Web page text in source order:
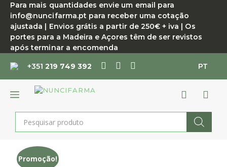
Saltar
para
conteúdo
Para mais quantidades envie um email para
info@nuncifarma.pt para receber uma cotação
ajustada | Envios grátis a partir de 250€ + iva | Os
portes para a Madeira e Açores têm de ser revistos
após terminar a encomenda
+351219 749 392 PT
MENU
Products
search
Promoção!